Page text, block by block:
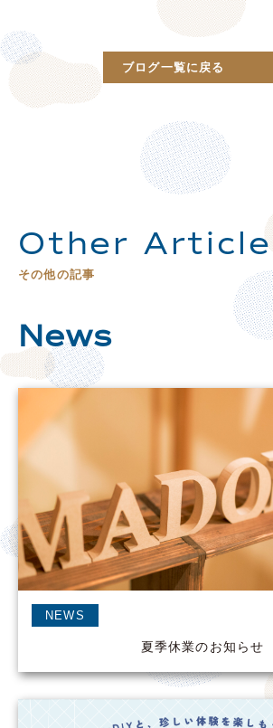
ブログ一覧に戻る
Other Article
その他の記事
News
NEWS
夏季休業のお知らせ